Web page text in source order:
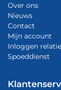
Over ons
Nieuws
Contact
Mijn account
Inloggen
Spoeddienst